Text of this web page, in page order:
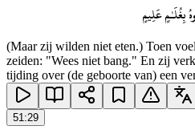
بِغُلَـٰمٍ عَلِيمٍ
(Maar zij wilden niet eten.) Toen
zeiden: "Wees niet bang." En zij
tijding over (de geboorte van) een
51:29